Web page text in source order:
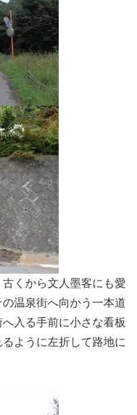
くから文人墨客にも愛
温泉街へ向かう一本道
入る手前に小さな看板
ように左折して路地に